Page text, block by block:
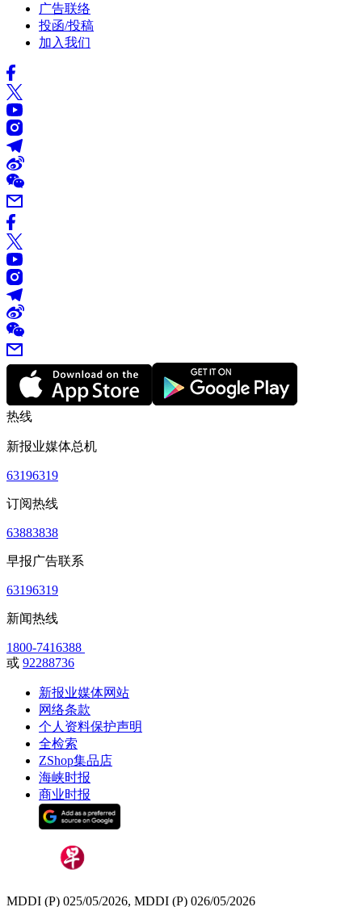
广告联络
投函/投稿
加入我们
热线
新报业媒体总机
63196319
订阅热线
63883838
早报广告联系
63196319
新闻热线
1800-7416388
或 92288736
新报业媒体网站
网络条款
个人资料保护声明
全检索
ZShop集品店
海峡时报
商业时报
MDDI (P) 025/05/2026, MDDI (P) 026/05/2026